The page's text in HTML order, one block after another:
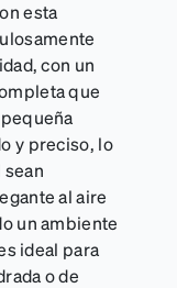
esta
con un
que
y preciso, lo
al aire
un ambiente
ideal para
o de